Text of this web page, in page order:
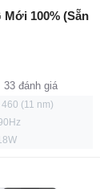
Mới 100% (Sẵn
33 đánh giá
(11 nm)